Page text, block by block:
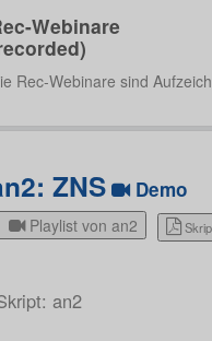
Webinare
Rec-Webinare sind
ZNS Demo
Playlist von an2
an2